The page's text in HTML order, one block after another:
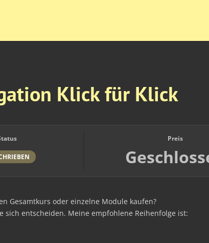
Klick für Klick
Preis
Gesamtkurs oder einzelne Module kaufen?
sich entscheiden. Meine empfohlene Reihenfolge ist: